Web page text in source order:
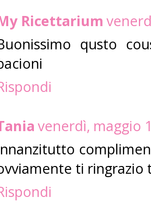
Ricettarium
qusto
venerdì, maggio
ti ringrazio